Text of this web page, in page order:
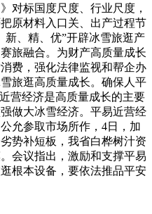
对标国度尺度、行业尺度，
原材料入口关、出产过程节
新、精、优”开辟冰雪旅逛产
旅融合。为财产高质量成长
费，强化法律监视和帮企办
旅逛高质量成长。确保人平
营经济是高质量成长的主要
做大冰雪经济。平易近营经
允参取市场所作，4日，加
势补短板，我省白桦树汁资
会议指出，激励和支撑平易
根本设备，要依法推品平安